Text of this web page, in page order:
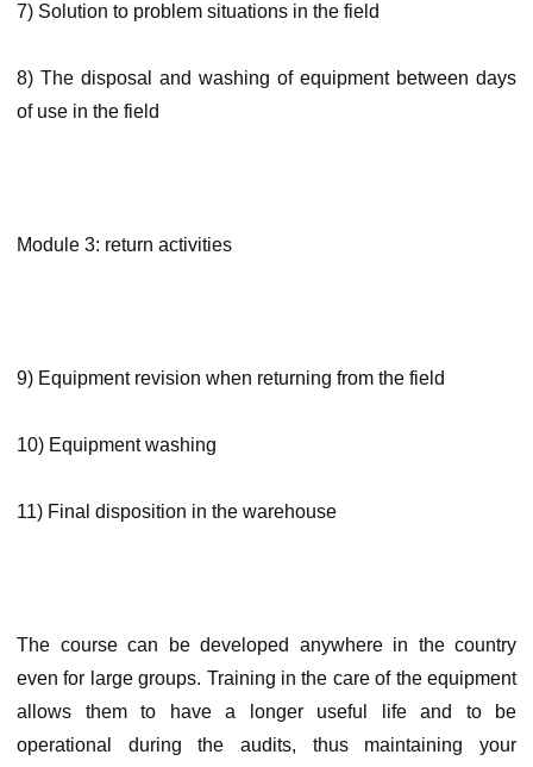
7) Solution to problem situations in the field
8) The disposal and washing of equipment between days
of use in the field
Module 3: return activities
9) Equipment revision when returning from the field
10) Equipment washing
11) Final disposition in the warehouse
The course can be developed anywhere in the country
even for large groups. Training in the care of the equipment
allows them to have a longer useful life and to be
operational during the audits, thus maintaining your